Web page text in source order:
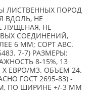
ЛИСТВЕННЫХ ПОРОД
ВДОЛЬ, НЕ
ЛУЩЕНАЯ, НЕ
СОЕДИНЕНИЙ,
6 ММ; СОРТ АВС.
7-7) РАЗМЕРЫ:
8-15%, 13
ЕВРО/М3. ОБЪЕМ 24.
ГОСТ 2695-83) -
ПО ШИРИНЕ +/-3 ММ